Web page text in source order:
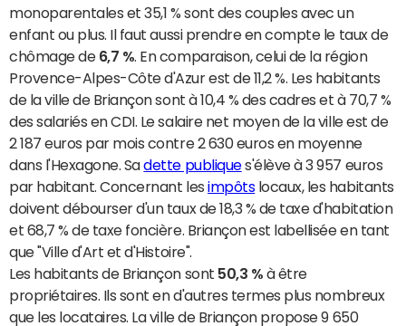
monoparentales et 35,1 % sont des couples avec un
enfant ou plus. Il faut aussi prendre en compte le taux de
chômage de 6,7 %. En comparaison, celui de la région
Provence-Alpes-Côte d'Azur est de 11,2 %. Les habitants
de la ville de Briançon sont à 10,4 % des cadres et à 70,7 %
des salariés en CDI. Le salaire net moyen de la ville est de
2 187 euros par mois contre 2 630 euros en moyenne
dans l'Hexagone. Sadette publiques'élève à 3 957 euros
par habitant. Concernant lesimpôtslocaux, les habitants
doivent débourser d'un taux de 18,3 % de taxe d'habitation
et 68,7 % de taxe foncière. Briançon est labellisée en tant
que "Ville d'Art et d'Histoire".
Les habitants de Briançon sont 50,3 % à être
propriétaires. Ils sont en d'autres termes plus nombreux
que les locataires. La ville de Briançon propose 9 650